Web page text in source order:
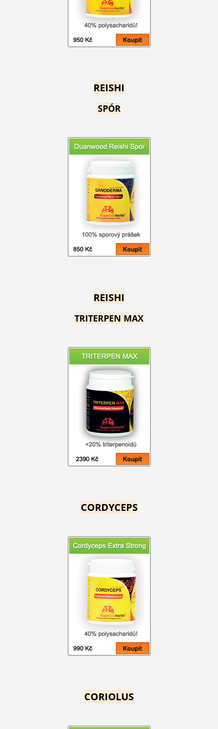
REISHI
SPÓR
REISHI
TRITERPEN MAX
CORDYCEPS
CORIOLUS